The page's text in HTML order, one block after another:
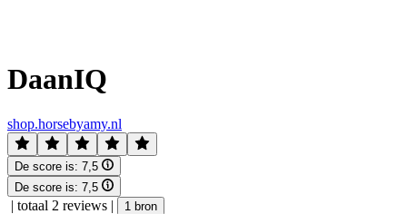
DaanIQ
shop.horsebyamy.nl
De score is: 7,5
De score is: 7,5
| totaal 2 reviews | 1 bron